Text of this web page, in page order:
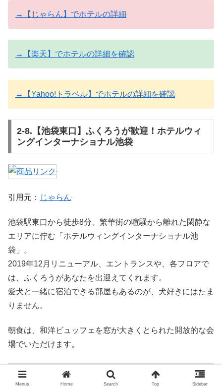
→【じゃらん】でホテルの詳細
→【楽天】でホテルの詳細を確認
→【Yahoo!トラベル】でホテルの詳細を確認
2-8.【池袋東口】ふくろうが歓迎！ホテルウィ
ングインターナショナル池袋
引用元： じゃらん
池袋駅東口から徒歩8分、繁華街の喧騒から離れた閑静な
エリアに佇む「ホテルウィングインターナショナル池
袋」。
2019年12月リニューアル、エントランスや、各フロアで
は、ふくろうがあなたを出迎えてくれます。
愛犬と一緒に宿泊できる部屋もあるのが、犬好きにはたま
りません。
朝食は、和洋ビュッフェを窓が大きくとられた開放的な会
場でいただけます。
モーニング＠池袋のホテルの基本情報
Menus Home Search Top Sidebar